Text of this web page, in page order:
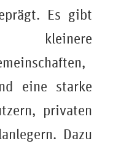
Es gibt
eine starke
privaten
Dazu